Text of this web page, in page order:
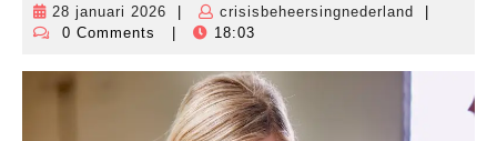
28 januari 2026
28
januari
crisisbeheersingnederland
0 Comments
18:03